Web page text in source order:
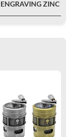
ZINC